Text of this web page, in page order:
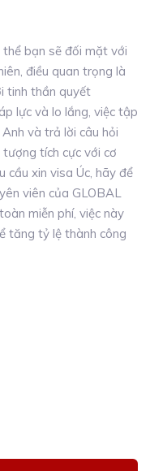
thể bạn sẽ đối mặt với
điều quan trọng là
tinh thần quyết
lực và lo lắng, việc tập
và trả lời câu hỏi
tích cực với cơ
cầu xin visa Úc, hãy để
viên của GLOBAL
miễn phí, việc này
tăng tỷ lệ thành công